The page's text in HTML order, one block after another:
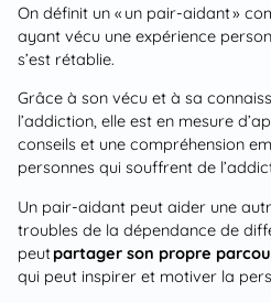
On définit un « un pair-aidant »
ayant vécu une expérience
s’est rétablie.
Grâce à son vécu et à sa
l’addiction, elle est en mesure
conseils et une compréhension
personnes qui souffrent de
Un pair-aidant peut aider une
troubles de la dépendance de
peutpartager son propre
qui peut inspirer et motiver la